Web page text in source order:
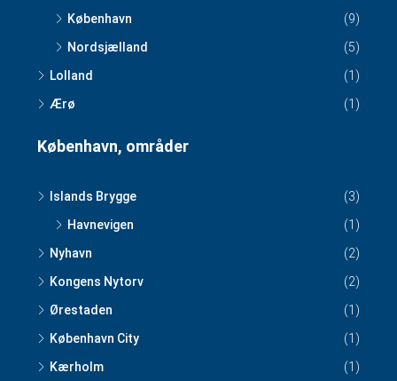
København
(9)
Nordsjælland
(5)
Lolland
(1)
Ærø
(1)
København, områder
Islands Brygge
(3)
Havnevigen
(1)
Nyhavn
(2)
Kongens Nytorv
(2)
Ørestaden
(1)
København City
(1)
Kærholm
(1)